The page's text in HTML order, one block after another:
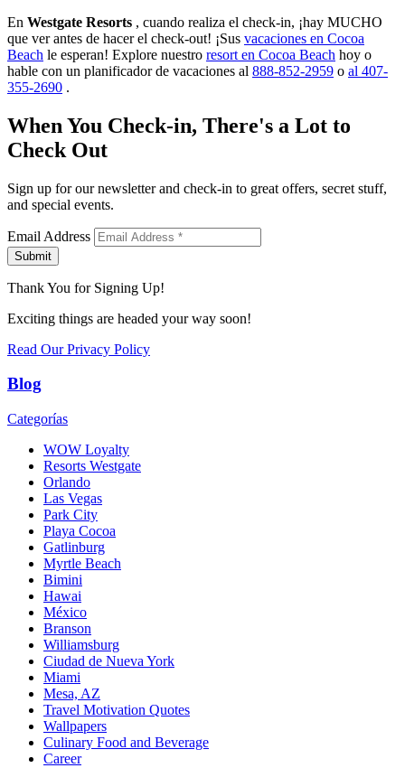
En Westgate Resorts , cuando realiza el check-in, ¡hay MUCHO
que ver antes de hacer el check-out! ¡Sus vacaciones en Cocoa
Beach le esperan! Explore nuestro resort en Cocoa Beach hoy o
hable con un planificador de vacaciones al 888-852-2959 o al 407-
355-2690 .
When You Check-in, There's a Lot to
Check Out
Sign up for our newsletter and check-in to great offers, secret stuff,
and special events.
Email Address
Submit
Thank You for Signing Up!
Exciting things are headed your way soon!
Read Our Privacy Policy
Blog
Categorías
WOW Loyalty
Resorts Westgate
Orlando
Las Vegas
Park City
Playa Cocoa
Gatlinburg
Myrtle Beach
Bimini
Hawai
México
Branson
Williamsburg
Ciudad de Nueva York
Miami
Mesa, AZ
Travel Motivation Quotes
Wallpapers
Culinary Food and Beverage
Career